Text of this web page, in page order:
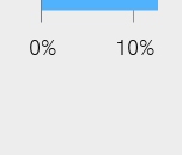
110% 10%
0%
-10%
-20%